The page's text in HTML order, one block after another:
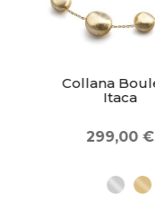
Collana Boules -
299,00 €